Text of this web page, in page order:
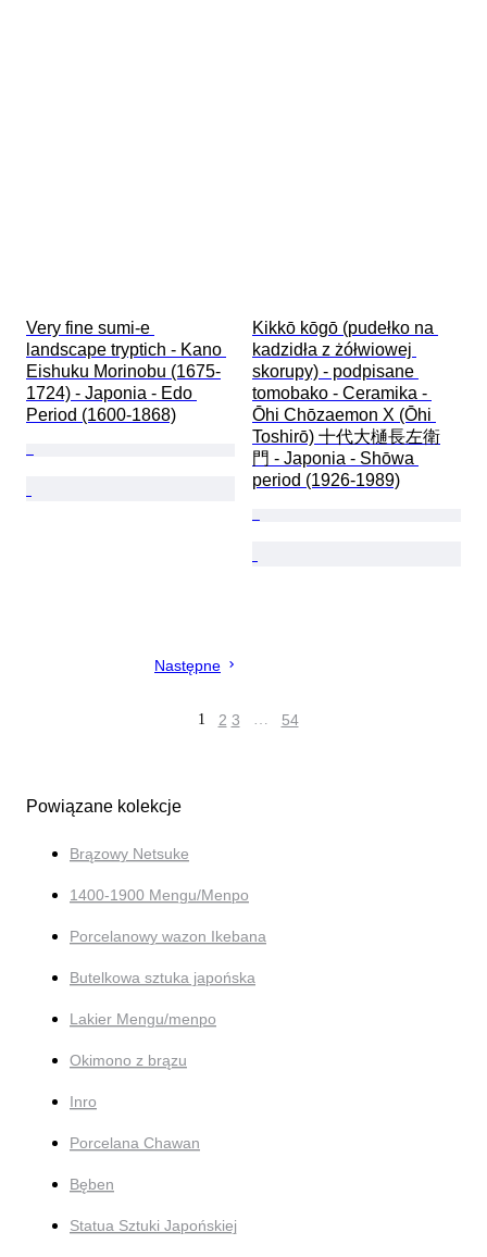
Very fine sumi-e
landscape tryptich - Kano
Eishuku Morinobu (1675-
1724) - Japonia - Edo
Period (1600-1868)
Kikkō kōgō (pudełko na
kadzidła z żółwiowej
skorupy) - podpisane
tomobako - Ceramika -
Ōhi Chōzaemon X (Ōhi
Toshirō) 十代大樋長左衛
門 - Japonia - Shōwa
period (1926-1989)
Następne
1 2 3 … 54
Powiązane kolekcje
Brązowy Netsuke
1400-1900 Mengu/Menpo
Porcelanowy wazon Ikebana
Butelkowa sztuka japońska
Lakier Mengu/menpo
Okimono z brązu
Inro
Porcelana Chawan
Bęben
Statua Sztuki Japońskiej